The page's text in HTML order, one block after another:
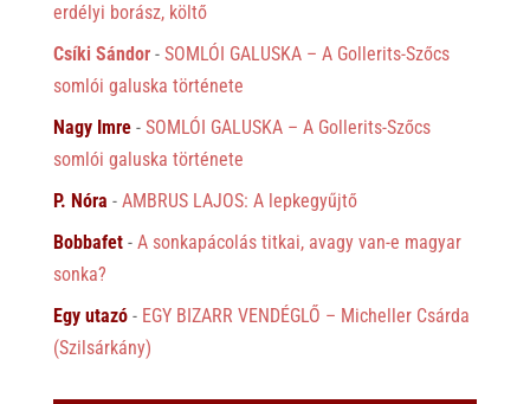
erdélyi borász, költő
Csíki Sándor- SOMLÓI GALUSKA – A Gollerits-Szőcs
somlói galuska története
Nagy Imre- SOMLÓI GALUSKA – A Gollerits-Szőcs
somlói galuska története
P. Nóra - AMBRUS LAJOS: A lepkegyűjtő
Bobbafet- A sonkapácolás titkai, avagy van-e magyar
sonka?
Egy utazó- EGY BIZARR VENDÉGLŐ – Micheller Csárda
(Szilsárkány)